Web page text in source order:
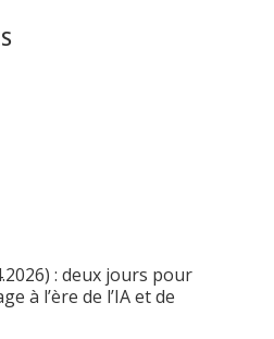
: deux jours pour
à l’ère de l’IA et de